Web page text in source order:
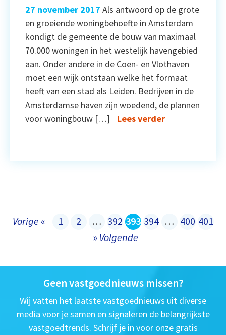
27 november 2017 Als antwoord op de grote
en groeiende woningbehoefte in Amsterdam
kondigt de gemeente de bouw van maximaal
70.000 woningen in het westelijk havengebied
aan. Onder andere in de Coen- en Vlothaven
moet een wijk ontstaan welke het formaat
heeft van een stad als Leiden. Bedrijven in de
Amsterdamse haven zijn woedend, de plannen
voor woningbouw […]
Lees verder
Vorige « 1 2 … 392 393 394 … 400 401
» Volgende
Geen vastgoednieuws missen?
Wij vatten het laatste vastgoednieuws uit diverse
media voor je samen en signaleren de belangrijkste
vastgoedtrends. Schrijf je in voor onze gratis